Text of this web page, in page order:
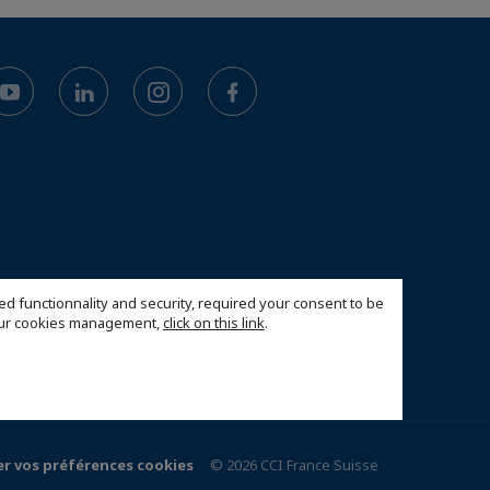
functionnality and security, required your consent to be
cookies management,click on this link.
vos préférences cookies © 2026 CCI France Suisse